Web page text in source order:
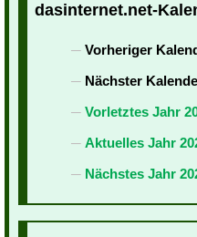
dasinternet.net-
Vorheriger
Nächster
Vorletztes Jahr
Aktuelles Jahr
Nächstes Jahr